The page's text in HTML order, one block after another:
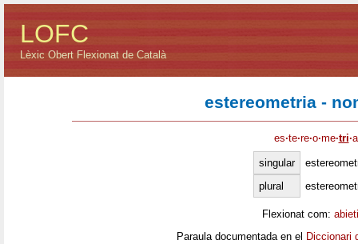
LOFC
Lèxic Obert Flexionat de Català
estereometria -
es·te·re·o·me·tri·a
singular
plural
Flexionat com:
Paraula documentada en el Diccionari